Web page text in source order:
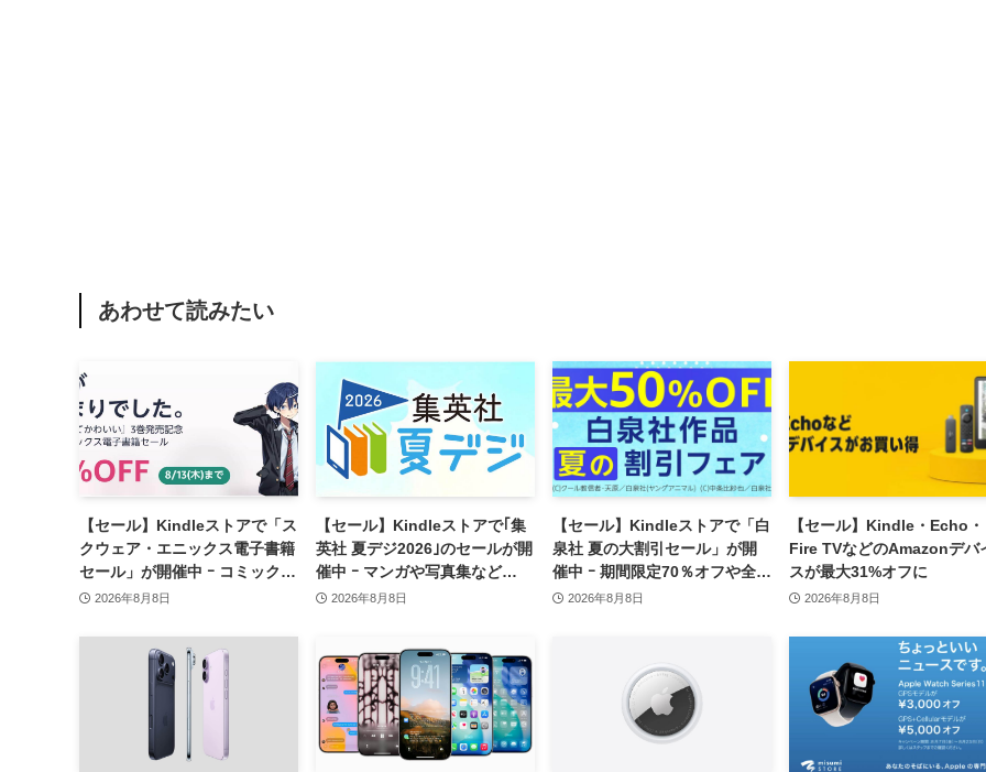
あわせて読みたい
【セール】Kindleストアで「ス
クウェア・エニックス電子書籍
セール」が開催中 ｰ コミックや
ゲーム関連書籍などが最大50％
2026年8月8日
【セール】Kindleストアで｢集
英社 夏デジ2026｣のセールが開
催中 ｰ マンガや写真集など
1,000冊以上が30％ポイント還
2026年8月8日
【セール】Kindleストアで「白
泉社 夏の大割引セール」が開
催中 ｰ 期間限定70％オフや全巻
50％オフなど
2026年8月8日
【セール】Kindle・Echo・
Fire TVなどのAmazonデバ
スが最大31%オフに
2026年8月8日